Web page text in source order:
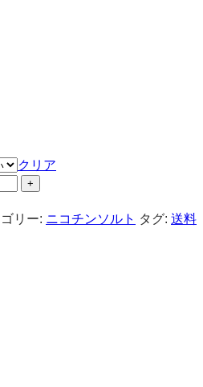
クリア
リー: ニコチンソルト タグ: 送料